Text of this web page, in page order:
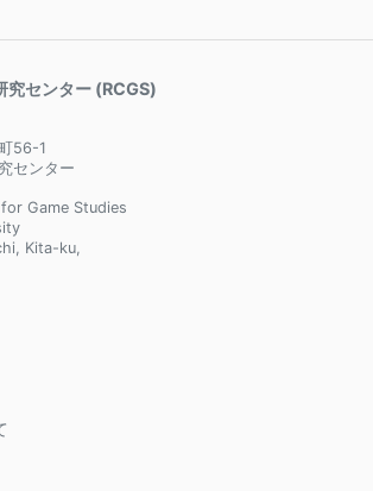
究センター (RCGS)
56-1
センター
Game Studies
Kita-ku,